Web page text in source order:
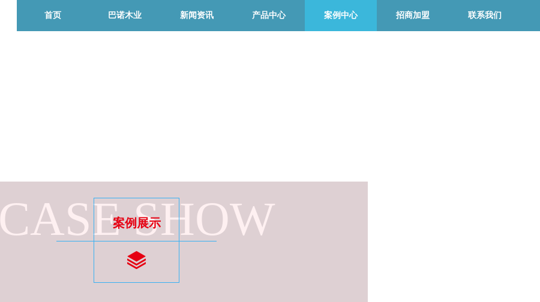
首页 巴诺木业 新闻资讯 产品中心 案例中心 招商加盟 联系我们
CASE SHOW
案例展示